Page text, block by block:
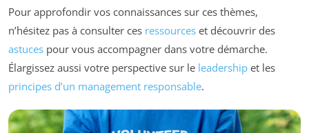
Pour approfondir vos connaissances sur ces thèmes,
n’hésitez pas à consulter ces ressources et découvrir des
astuces pour vous accompagner dans votre démarche.
Élargissez aussi votre perspective sur le leadership et les
principes d’un management responsable.